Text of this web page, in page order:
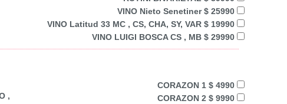
VINO Nieto Senetiner $ 25990
VINO Latitud 33 MC , CS, CHA, SY, VAR $ 19990
VINO LUIGI BOSCA CS , MB $ 29990
,
CORAZON 1 $ 4990
CORAZON 2 $ 9990